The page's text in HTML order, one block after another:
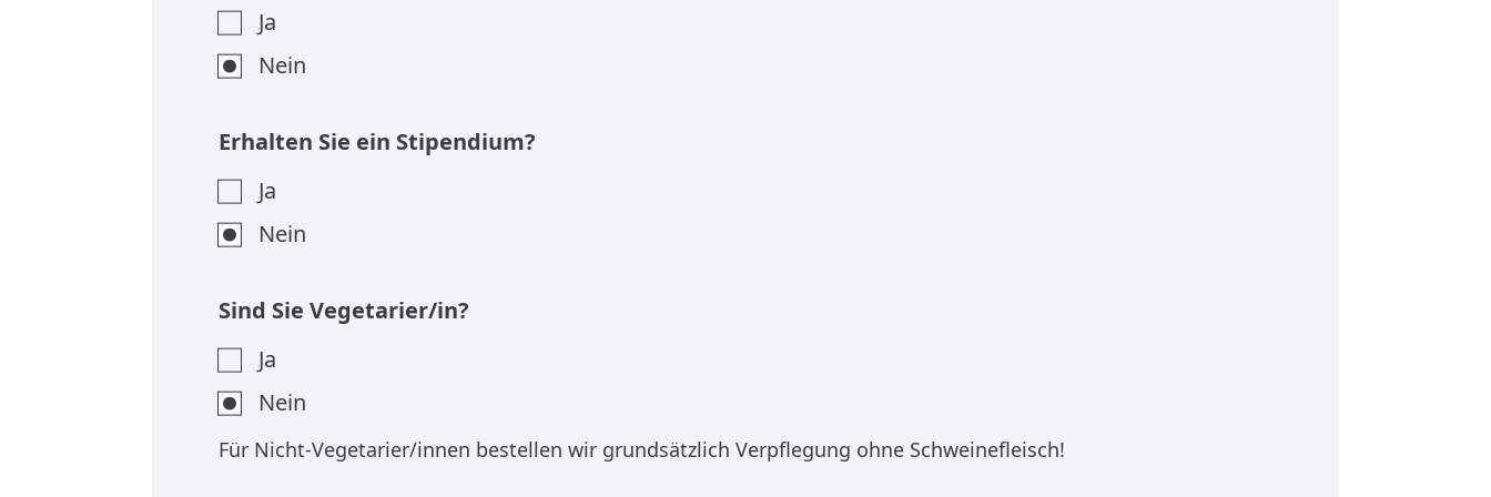
Ja
Nein
Erhalten Sie ein Stipendium?
Ja
Nein
Sind Sie Vegetarier/in?
Ja
Nein
Für Nicht-Vegetarier/innen bestellen wir grundsätzlich Verpflegung ohne Schweinefleisch!